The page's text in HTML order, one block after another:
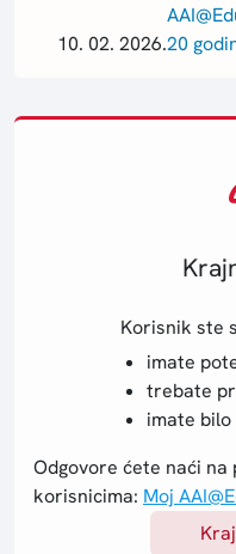
10. 02. 2026.20
Korisnik ste
imate
trebate
imate
Odgovore ćete naći
korisnicima: Moj